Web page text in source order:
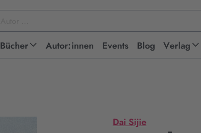
Bücher Autor:innen Events Blog Verlag
Dai Sijie